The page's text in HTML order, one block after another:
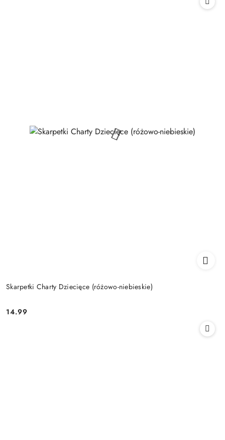
Skarpetki Charty Dziecięce (różowo-niebieskie)
Cena:
14.99